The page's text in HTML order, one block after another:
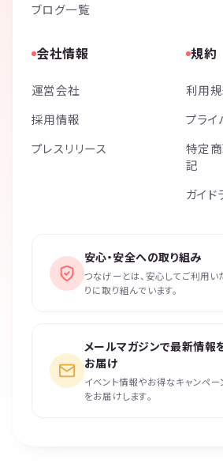
ブログ一覧
会社情報
運営会社
採用情報
プレスリリース
規約
利用
プライ
特定
記
ガイド
安心・安全への取り組み
つなげーとは、安心してご利用い
りに取り組んでいます。
メールマガジンで最新情報
お届け
イベント情報やお得なキャンペー
をお届けします。